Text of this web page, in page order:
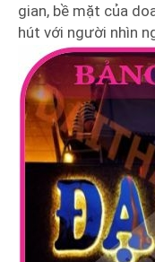
gian, bề mặt của
hút với người nhìn